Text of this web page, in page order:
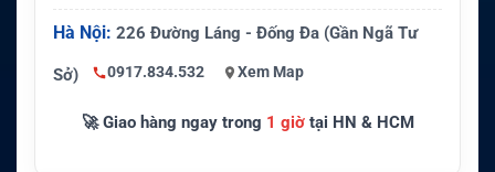
Hà Nội: 226 Đường Láng - Đống Đa (Gần Ngã Tư
Sở) 0917.834.532 Xem Map
🚀 Giao hàng ngay trong 1 giờtại HN & HCM